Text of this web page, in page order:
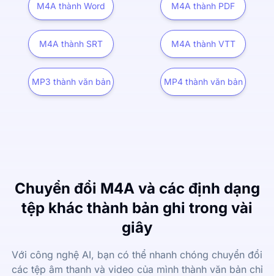
M4A thành Word M4A thành PDF
M4A thành SRT M4A thành VTT
MP3 thành văn bản MP4 thành văn bản
Chuyển đổi M4A và các định dạng
tệp khác thành bản ghi trong vài
giây
Với công nghệ AI, bạn có thể nhanh chóng chuyển đổi
các tệp âm thanh và video của mình thành văn bản chỉ